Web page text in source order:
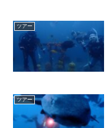
ツアー
ツアー